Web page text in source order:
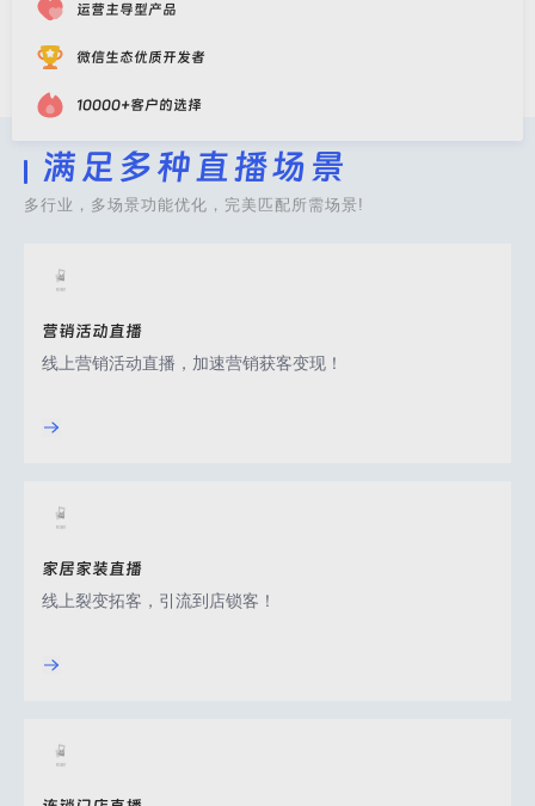
运营主导型产品
微信生态优质开发者
10000+客户的选择
满足多种直播场景
多行业，多场景功能优化，完美匹配所需场景!
营销活动直播
线上营销活动直播，加速营销获客变现！
家居家装直播
线上裂变拓客，引流到店锁客！